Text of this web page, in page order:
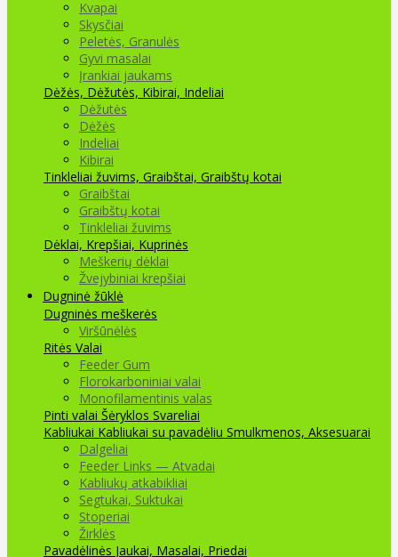
Kvapai
Skysčiai
Peletės, Granulės
Gyvi masalai
Įrankiai jaukams
Dėžės, Dėžutės, Kibirai, Indeliai
Dėžutės
Dėžės
Indeliai
Kibirai
Tinkleliai žuvims, Graibštai, Graibštų kotai
Graibštai
Graibštų kotai
Tinkleliai žuvims
Dėklai, Krepšiai, Kuprinės
Meškerių dėklai
Žvejybiniai krepšiai
Dugninė žūklė
Dugninės meškerės
Viršūnėlės
Ritės Valai
Feeder Gum
Florokarboniniai valai
Monofilamentinis valas
Pinti valai Šėryklos Svareliai
Kabliukai Kabliukai su pavadėliu Smulkmenos, Aksesuarai
Dalgeliai
Feeder Links — Atvadai
Kabliukų atkabikliai
Segtukai, Suktukai
Stoperiai
Žirklės
Pavadėlinės Jaukai, Masalai, Priedai